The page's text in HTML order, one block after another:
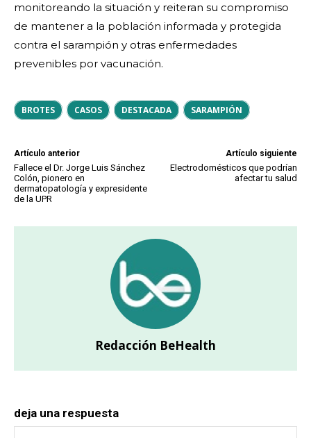
monitoreando la situación y reiteran su compromiso
de mantener a la población informada y protegida
contra el sarampión y otras enfermedades
prevenibles por vacunación.
BROTES CASOS DESTACADA SARAMPIÓN
Artículo anterior
Fallece el Dr. Jorge Luis Sánchez
Colón, pionero en
dermatopatología y expresidente
de la UPR
Artículo siguiente
Electrodomésticos que podrían
afectar tu salud
Redacción BeHealth
deja una respuesta